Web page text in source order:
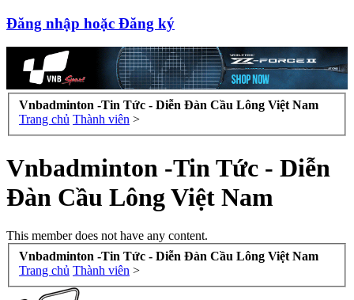
Đăng nhập hoặc Đăng ký
Vnbadminton -Tin Tức - Diễn Đàn Cầu Lông Việt Nam
Trang chủ Thành viên >
Vnbadminton -Tin Tức - Diễn
Đàn Cầu Lông Việt Nam
This member does not have any content.
Vnbadminton -Tin Tức - Diễn Đàn Cầu Lông Việt Nam
Trang chủ Thành viên >